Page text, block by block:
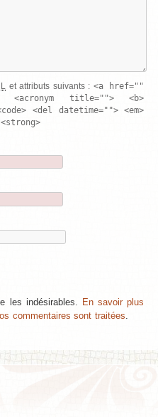
et attributs suivants : <a href=""
title=""> <b>
<del datetime=""> <em>
les indésirables.
En savoir plus
commentaires sont traitées